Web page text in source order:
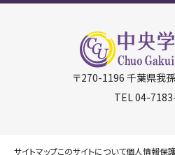
〒270-1196 千葉県我
TEL04-
サイトマップこのサイトについて個人情報保